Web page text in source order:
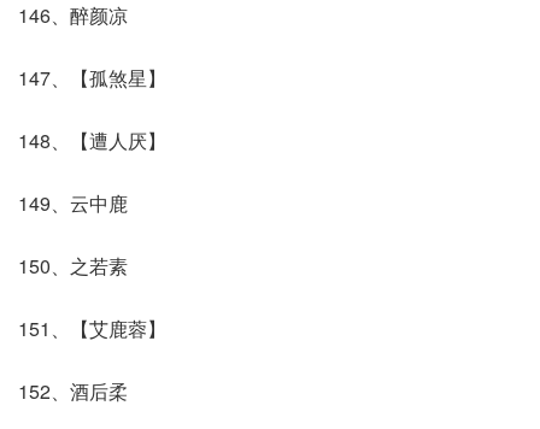
146、醉颜凉
147、【孤煞星】
148、【遭人厌】
149、云中鹿
150、之若素
151、【艾鹿蓉】
152、酒后柔